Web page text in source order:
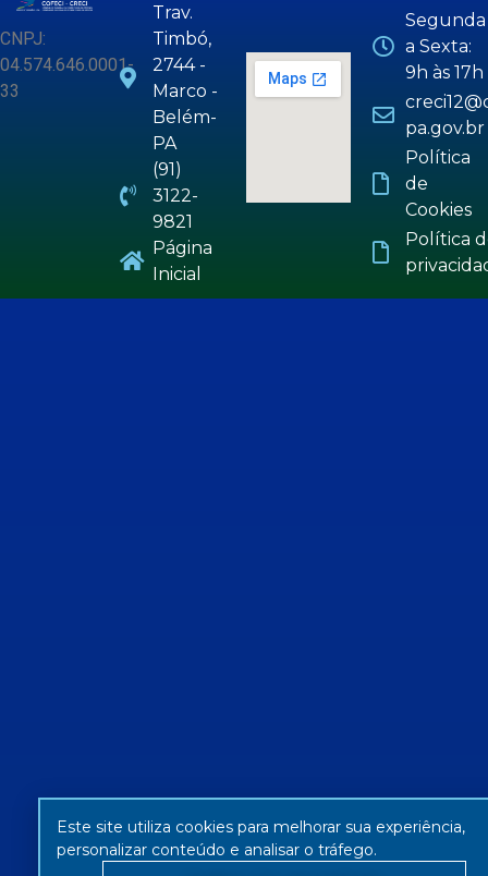
CNPJ:
04.574.646.0001-
33
Trav.
Timbó,
2744 -
Marco -
Belém-
PA
(91)
3122-
9821
Página
Inicial
Segunda
a Sexta:
9h às 17h
pa.gov.br
Política
de
Cookies
Política
Este site utiliza cookies para melhorar sua experiência,
personalizar conteúdo e analisar o tráfego.